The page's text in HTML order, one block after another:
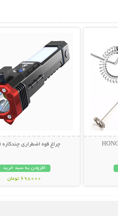
چراغ قوه اضطراری چندکاره Torch
افزودن به سبد خرید
698000 تومان